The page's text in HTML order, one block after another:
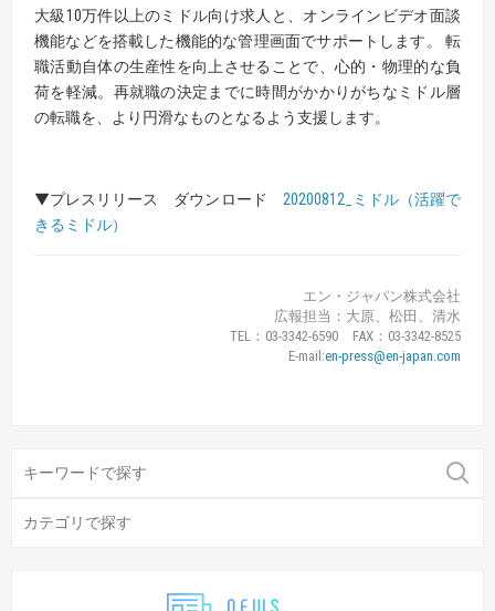
大級10万件以上のミドル向け求人と、オンラインビデオ面談
機能などを搭載した機能的な管理画面でサポートします。 転
職活動自体の生産性を向上させることで、心的・物理的な負
荷を軽減。再就職の決定までに時間がかかりがちなミドル層
の転職を、より円滑なものとなるよう支援します。
▼プレスリリース ダウンロード 20200812_ミドル（活躍で
きるミドル）
エン・ジャパン株式会社
広報担当：大原、松田、清水
TEL：03-3342-6590 FAX：03-3342-8525
E-mail:en-press@en-japan.com